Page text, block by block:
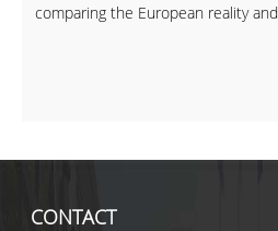
comparing the European reality
CONTACT